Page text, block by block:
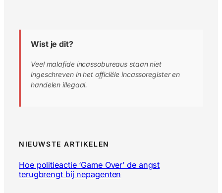
Wist je dit?
Veel malafide incassobureaus staan niet
ingeschreven in het officiële incassoregister en
handelen illegaal.
NIEUWSTE ARTIKELEN
Hoe politieactie ‘Game Over’ de angst
terugbrengt bij nepagenten